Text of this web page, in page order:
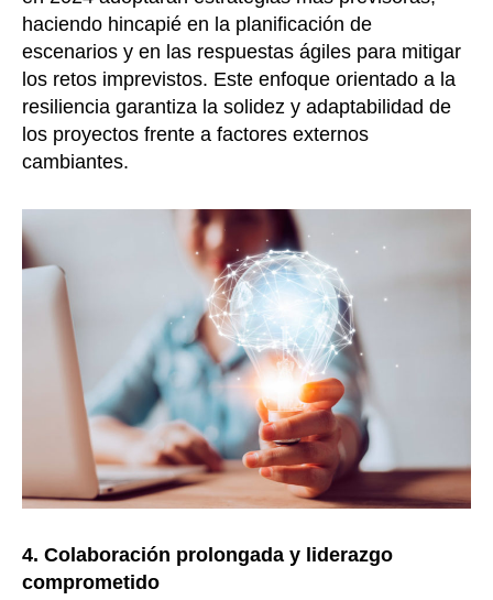
haciendo hincapié en la planificación de
escenarios y en las respuestas ágiles para mitigar
los retos imprevistos. Este enfoque orientado a la
resiliencia garantiza la solidez y adaptabilidad de
los proyectos frente a factores externos
cambiantes.
4. Colaboración prolongada y liderazgo
comprometido